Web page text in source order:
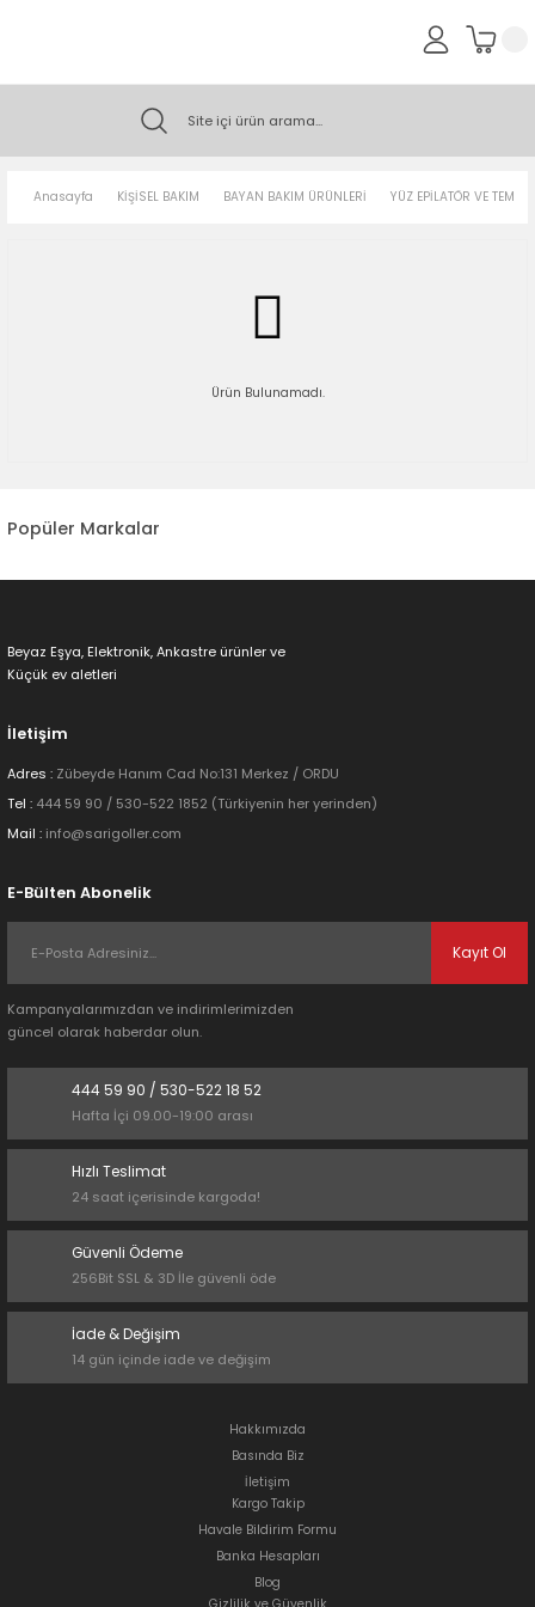
Anasayfa KİŞİSEL BAKIM BAYAN BAKIM ÜRÜNLERİ YÜZ EPİLATÖR VE
Ürün Bulunamadı.
Popüler Markalar
Beyaz Eşya, Elektronik, Ankastre ürünler ve
Küçük ev aletleri
İletişim
Adres : Zübeyde Hanım Cad No:131 Merkez / ORDU
Tel : 444 59 90 / 530-522 1852 (Türkiyenin her yerinden)
Mail : info@sarigoller.com
E-Bülten Abonelik
Kayıt Ol
Kampanyalarımızdan ve indirimlerimizden
güncel olarak haberdar olun.
444 59 90 / 530-522 18 52
Hafta İçi 09.00-19:00 arası
Hızlı Teslimat
24 saat içerisinde kargoda!
Güvenli Ödeme
256Bit SSL & 3D İle güvenli öde
İade & Değişim
14 gün içinde iade ve değişim
Hakkımızda
Basında Biz
İletişim
Kargo Takip
Havale Bildirim Formu
Banka Hesapları
Blog